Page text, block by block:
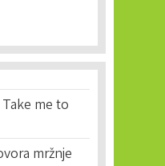
me to
mržnje